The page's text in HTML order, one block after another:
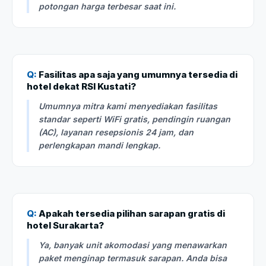
potongan harga terbesar saat ini.
Q: Fasilitas apa saja yang umumnya tersedia di
hotel dekat RSI Kustati?
Umumnya mitra kami menyediakan fasilitas
standar seperti WiFi gratis, pendingin ruangan
(AC), layanan resepsionis 24 jam, dan
perlengkapan mandi lengkap.
Q: Apakah tersedia pilihan sarapan gratis di
hotel Surakarta?
Ya, banyak unit akomodasi yang menawarkan
paket menginap termasuk sarapan. Anda bisa